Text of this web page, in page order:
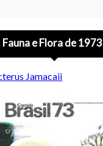
Fauna e Flora de 1973
Jamacaii